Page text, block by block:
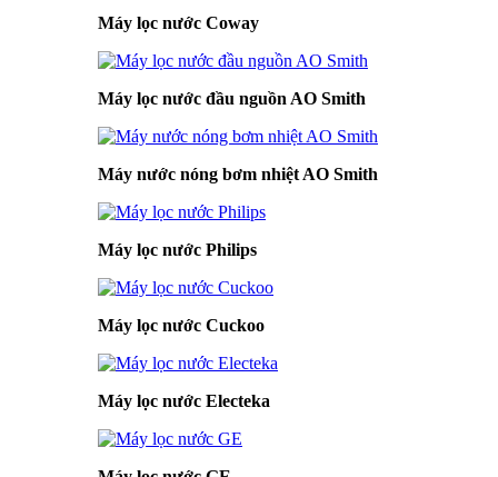
Máy lọc nước Coway
Máy lọc nước đầu nguồn AO Smith
Máy nước nóng bơm nhiệt AO Smith
Máy lọc nước Philips
Máy lọc nước Cuckoo
Máy lọc nước Electeka